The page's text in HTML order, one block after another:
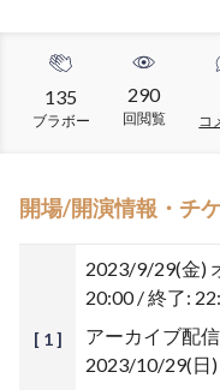
135
ブラボー
290
回閲覧 コ
開場/開演情報・チ
[ 1 ]
2023/9/29(金)
20:00 / 終了:
アーカイブ配信
2023/10/29(日